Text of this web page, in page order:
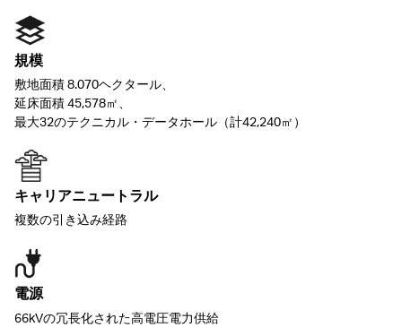
規模
敷地面積 8.070ヘクタール、
延床面積 45,578㎡、
最大32のテクニカル・データホール（計42,240㎡）
キャリアニュートラル
複数の引き込み経路
電源
66kVの冗長化された高電圧電力供給